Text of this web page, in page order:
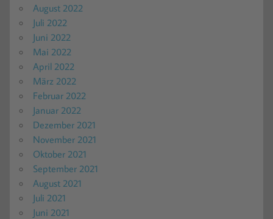
August 2022
Juli 2022
Juni 2022
Mai 2022
April 2022
März 2022
Februar 2022
Januar 2022
Dezember 2021
November 2021
Oktober 2021
September 2021
August 2021
Juli 2021
Juni 2021